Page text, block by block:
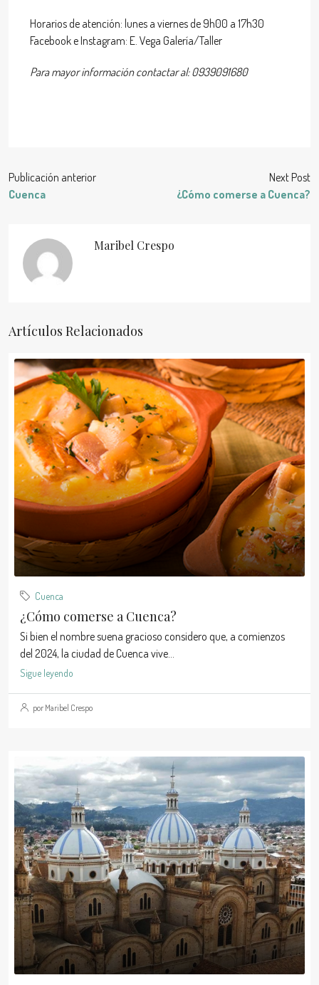
Horarios de atención: lunes a viernes de 9h00 a 17h30
Facebook e Instagram: E. Vega Galería/Taller
Para mayor información contactar al: 0939091680
Publicación anterior
Cuenca
Next Post
¿Cómo comerse a Cuenca?
Maribel Crespo
Artículos Relacionados
Cuenca
¿Cómo comerse a Cuenca?
Si bien el nombre suena gracioso considero que, a comienzos
del 2024, la ciudad de Cuenca vive...
Sigue leyendo
por Maribel Crespo